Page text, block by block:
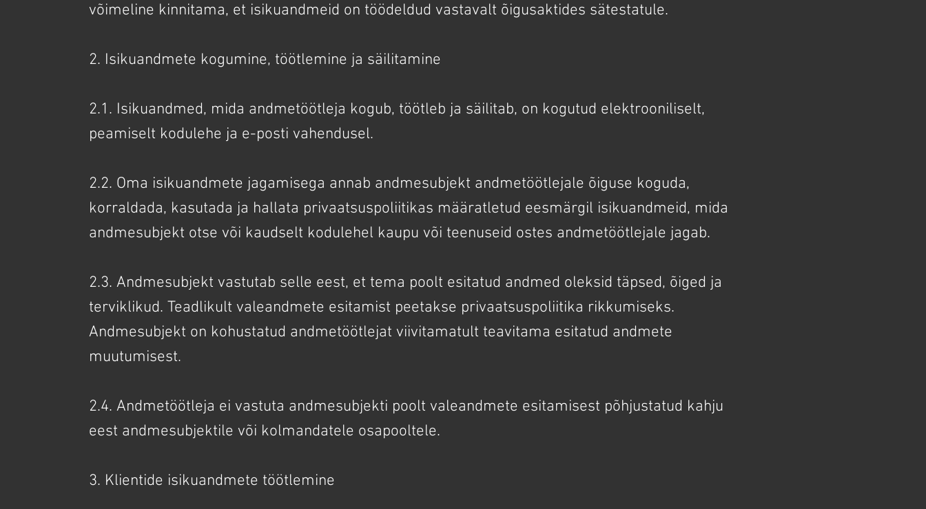
võimeline kinnitama, et isikuandmeid on töödeldud vastavalt õigusaktides sätestatule.
2. Isikuandmete kogumine, töötlemine ja säilitamine
2.1. Isikuandmed, mida andmetöötleja kogub, töötleb ja säilitab, on kogutud elektrooniliselt,
peamiselt kodulehe ja e-posti vahendusel.
2.2. Oma isikuandmete jagamisega annab andmesubjekt andmetöötlejale õiguse koguda,
korraldada, kasutada ja hallata privaatsuspoliitikas määratletud eesmärgil isikuandmeid, mida
andmesubjekt otse või kaudselt kodulehel kaupu või teenuseid ostes andmetöötlejale jagab.
2.3. Andmesubjekt vastutab selle eest, et tema poolt esitatud andmed oleksid täpsed, õiged ja
terviklikud. Teadlikult valeandmete esitamist peetakse privaatsuspoliitika rikkumiseks.
Andmesubjekt on kohustatud andmetöötlejat viivitamatult teavitama esitatud andmete
muutumisest.
2.4. Andmetöötleja ei vastuta andmesubjekti poolt valeandmete esitamisest põhjustatud kahju
eest andmesubjektile või kolmandatele osapooltele.
3. Klientide isikuandmete töötlemine